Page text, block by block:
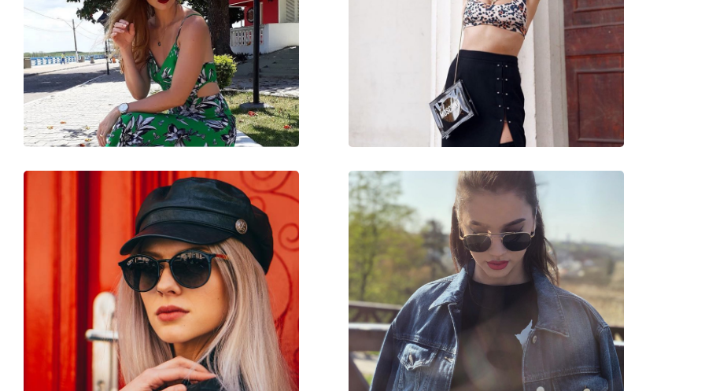
Utilizare:
Modă
RB4101 601/T3 58
Disponibil si cu dioptrii:
Nu